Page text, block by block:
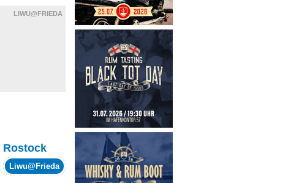
LIWU@FRIEDA
Rostock
Liwu@Frieda